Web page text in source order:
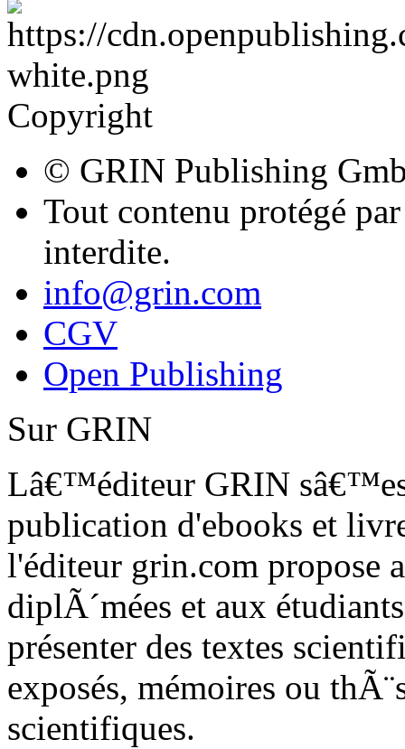
Copyright
© GRIN Publishing
Tout contenu protégé
interdite.
info@grin.com
CGV
Open Publishing
Sur GRIN
Lâ€™éditeur GRIN
publication d'ebooks et
l'éditeur grin.com propose
diplÃ´mées et aux
présenter des textes
exposés, mémoires ou
scientifiques.